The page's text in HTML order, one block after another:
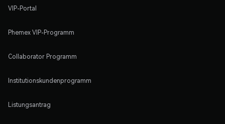
VIP-Portal
Phemex VIP-Programm
Collaborator Programm
Institutionskundenprogramm
Listungsantrag